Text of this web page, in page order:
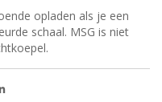
opladen als je een
schaal. MSG is niet